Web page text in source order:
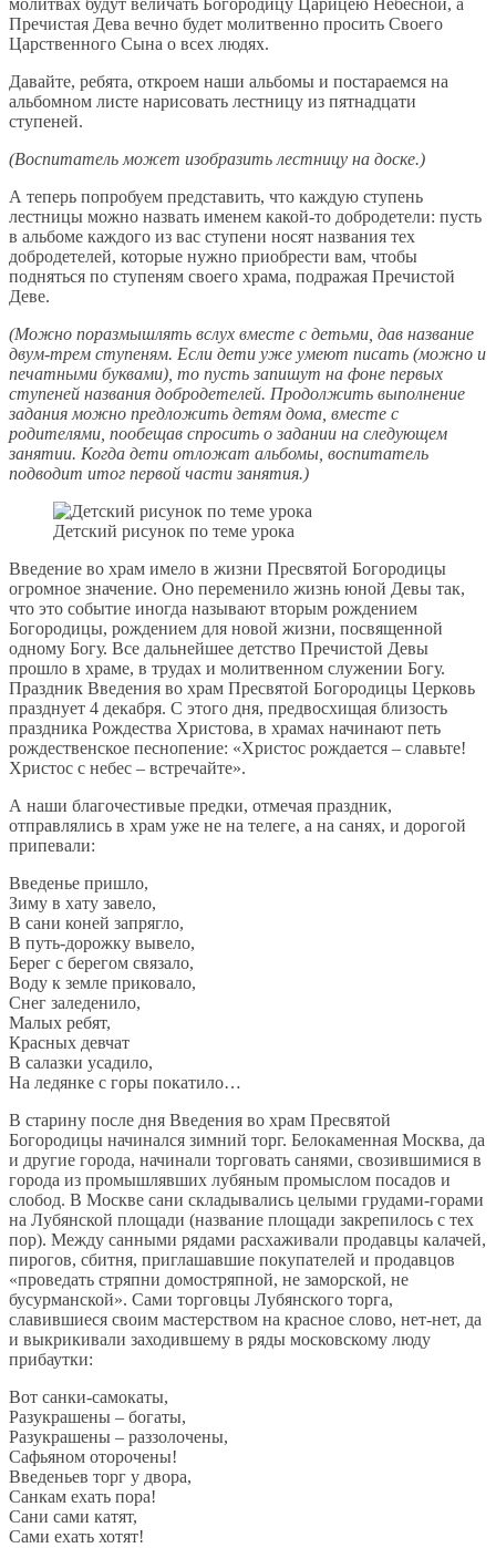
молитвах будут величать Богородицу Царицею Небесной, а
Пречистая Дева вечно будет молитвенно просить Своего
Царственного Сына о всех людях.
Давайте, ребята, откроем наши альбомы и постараемся на
альбомном листе нарисовать лестницу из пятнадцати
ступеней.
(Воспитатель может изобразить лестницу на доске.)
А теперь попробуем представить, что каждую ступень
лестницы можно назвать именем какой-то добродетели: пусть
в альбоме каждого из вас ступени носят названия тех
добродетелей, которые нужно приобрести вам, чтобы
подняться по ступеням своего храма, подражая Пречистой
Деве.
(Можно поразмышлять вслух вместе с детьми, дав название
двум-трем ступеням. Если дети уже умеют писать (можно и
печатными буквами), то пусть запишут на фоне первых
ступеней названия добродетелей. Продолжить выполнение
задания можно предложить детям дома, вместе с
родителями, пообещав спросить о задании на следующем
занятии. Когда дети отложат альбомы, воспитатель
подводит итог первой части занятия.)
Детский рисунок по теме урока
Введение во храм имело в жизни Пресвятой Богородицы
огромное значение. Оно переменило жизнь юной Девы так,
что это событие иногда называют вторым рождением
Богородицы, рождением для новой жизни, посвященной
одному Богу. Все дальнейшее детство Пречистой Девы
прошло в храме, в трудах и молитвенном служении Богу.
Праздник Введения во храм Пресвятой Богородицы Церковь
празднует 4 декабря. С этого дня, предвосхищая близость
праздника Рождества Христова, в храмах начинают петь
рождественское песнопение: «Христос рождается – славьте!
Христос с небес – встречайте».
А наши благочестивые предки, отмечая праздник,
отправлялись в храм уже не на телеге, а на санях, и дорогой
припевали:
Введенье пришло,
Зиму в хату завело,
В сани коней запрягло,
В путь-дорожку вывело,
Берег с берегом связало,
Воду к земле приковало,
Снег заледенило,
Малых ребят,
Красных девчат
В салазки усадило,
На ледянке с горы покатило…
В старину после дня Введения во храм Пресвятой
Богородицы начинался зимний торг. Белокаменная Москва, да
и другие города, начинали торговать санями, свозившимися в
города из промышлявших лубяным промыслом посадов и
слобод. В Москве сани складывались целыми грудами-горами
на Лубянской площади (название площади закрепилось с тех
пор). Между санными рядами расхаживали продавцы калачей,
пирогов, сбитня, приглашавшие покупателей и продавцов
«проведать стряпни домостряпной, не заморской, не
бусурманской». Сами торговцы Лубянского торга,
славившиеся своим мастерством на красное слово, нет-нет, да
и выкрикивали заходившему в ряды московскому люду
прибаутки:
Вот санки-самокаты,
Разукрашены – богаты,
Разукрашены – раззолочены,
Сафьяном оторочены!
Введеньев торг у двора,
Санкам ехать пора!
Сани сами катят,
Сами ехать хотят!